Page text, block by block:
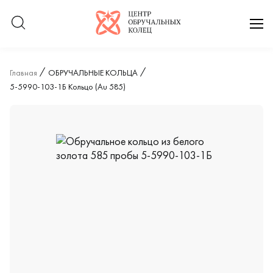
Логотип компании
Главная
ОБРУЧАЛЬНЫЕ КОЛЬЦА
5-5990-103-1Б Кольцо (Au 585)